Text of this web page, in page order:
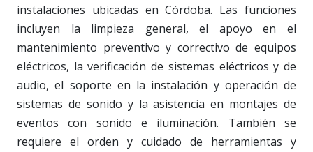
instalaciones ubicadas en Córdoba. Las funciones
incluyen la limpieza general, el apoyo en el
mantenimiento preventivo y correctivo de equipos
eléctricos, la verificación de sistemas eléctricos y de
audio, el soporte en la instalación y operación de
sistemas de sonido y la asistencia en montajes de
eventos con sonido e iluminación. También se
requiere el orden y cuidado de herramientas y